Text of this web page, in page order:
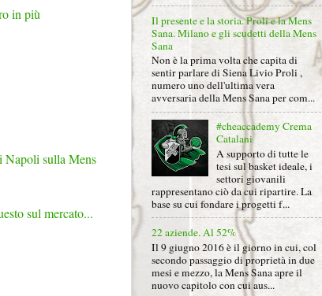
in più
Napoli sulla Mens
sul mercato...
Il presente e la storia. Proli e la Mens
Sana. Milano e gli scudetti della Mens
Sana
Non è la prima volta che capita di
sentir parlare di Siena Livio Proli ,
numero uno dell'ultima vera
avversaria della Mens Sana per com...
#cheaccademy Crema
Catalani
A supporto di tutte le
tesi sul basket ideale, i
settori giovanili
rappresentano ciò da cui ripartire. La
base su cui fondare i progetti f...
22 aziende. Al 52%
Il 9 giugno 2016 è il giorno in cui, col
secondo passaggio di proprietà in due
mesi e mezzo, la Mens Sana apre il
nuovo capitolo con cui aus...